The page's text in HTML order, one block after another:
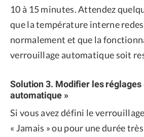
10 à 15 minutes. Attendez
que la température interne
normalement et que la
verrouillage automatique soit
Solution 3. Modifier les
automatique »
Si vous avez défini le
« Jamais » ou pour une durée